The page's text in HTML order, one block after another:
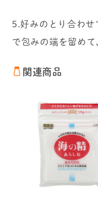
5.好みのとり合わせ
で包みの端を留めて
関連商品